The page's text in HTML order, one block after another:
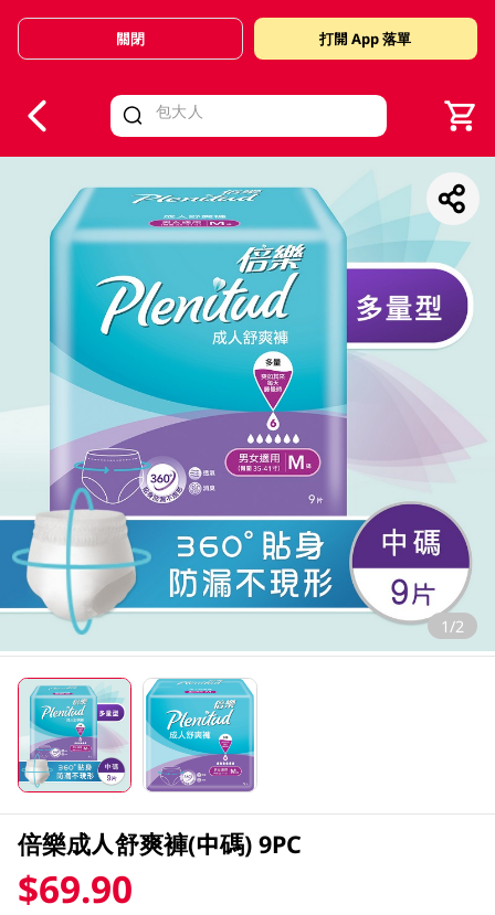
Valid Until 30 June 2026
關閉 打開 App 落單
1/2
倍樂成人舒爽褲(中碼) 9PC
$69.90